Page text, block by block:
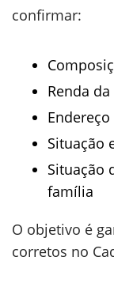
confirmar:
Renda
Situação
Situação
família
O objetivo é
corretos no